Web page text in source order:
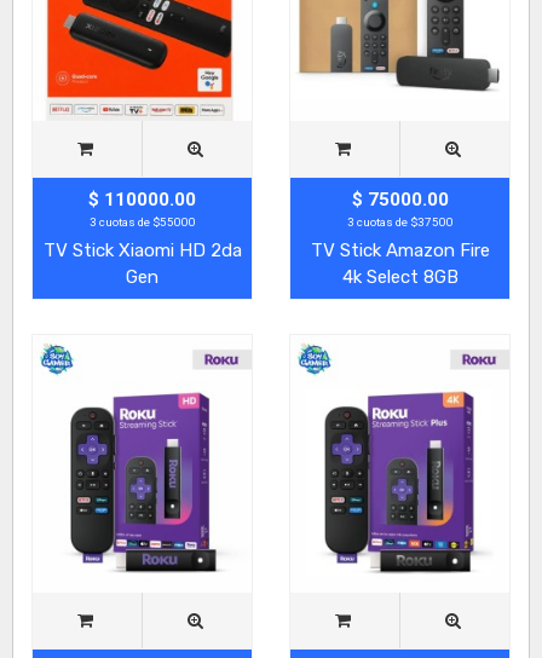
$ 110000.00
3 cuotas de $55000
TV Stick Xiaomi HD 2da
Gen
$ 75000.00
3 cuotas de $37500
TV Stick Amazon Fire
4k Select 8GB